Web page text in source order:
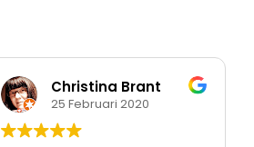
Christina Brant
25 Februari 2020